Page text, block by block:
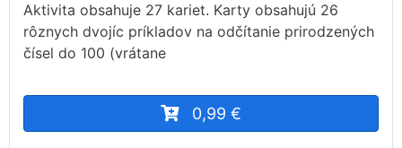
Aktivita obsahuje 27 kariet. Karty obsahujú 26
rôznych dvojíc príkladov na odčítanie prirodzených
čísel do 100 (vrátane
0,99 €